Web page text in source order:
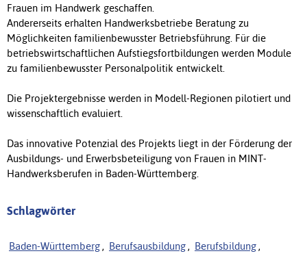
Frauen im Handwerk geschaffen.
Andererseits erhalten Handwerksbetriebe Beratung zu
Möglichkeiten familienbewusster Betriebsführung. Für die
betriebswirtschaftlichen Aufstiegsfortbildungen werden Module
zu familienbewusster Personalpolitik entwickelt.
Die Projektergebnisse werden in Modell-Regionen pilotiert und
wissenschaftlich evaluiert.
Das innovative Potenzial des Projekts liegt in der Förderung der
Ausbildungs- und Erwerbsbeteiligung von Frauen in MINT-
Handwerksberufen in Baden-Württemberg.
Schlagwörter
Baden-Württemberg , Berufsausbildung , Berufsbildung ,